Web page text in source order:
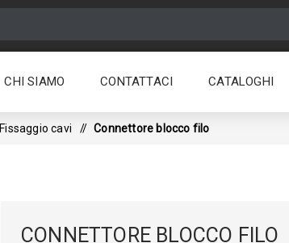
CHI SIAMO CONTATTACI CATALOGHI
Fissaggio cavi / Connettore blocco filo
CONNETTORE BLOCCO FILO